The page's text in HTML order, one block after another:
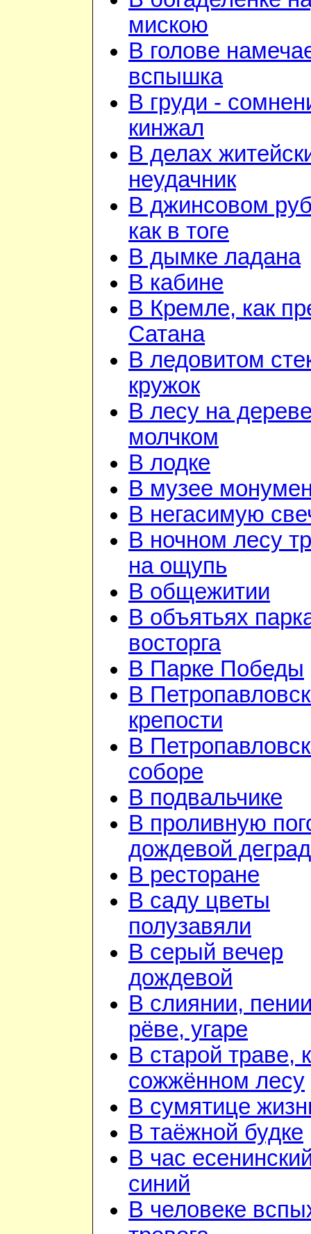
мискою
В голове
вспышка
В груди -
кинжал
В делах
неудачник
В джинсовом
как в тоге
В дымке ладана
В кабине
В Кремле, как
Сатана
В ледовитом
кружок
В лесу на
молчком
В лодке
В музее
В негасимую
В ночном лесу
на ощупь
В общежитии
В объятьях
восторга
В Парке Победы
В
крепости
В
соборе
В подвальчике
В проливную
дождевой
В ресторане
В саду цветы
полузавяли
В серый вечер
дождевой
В слиянии,
рёве, угаре
В старой траве,
сожжённом лесу
В сумятице
В таёжной будке
В час
синий
В человеке